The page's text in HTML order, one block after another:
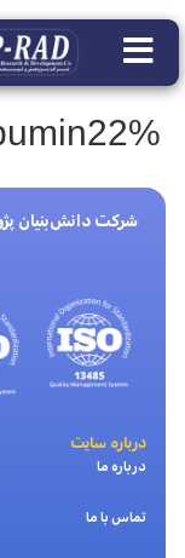
شرکت دانش‌بنیان
درباره سایت
درباره ما
تماس با ما